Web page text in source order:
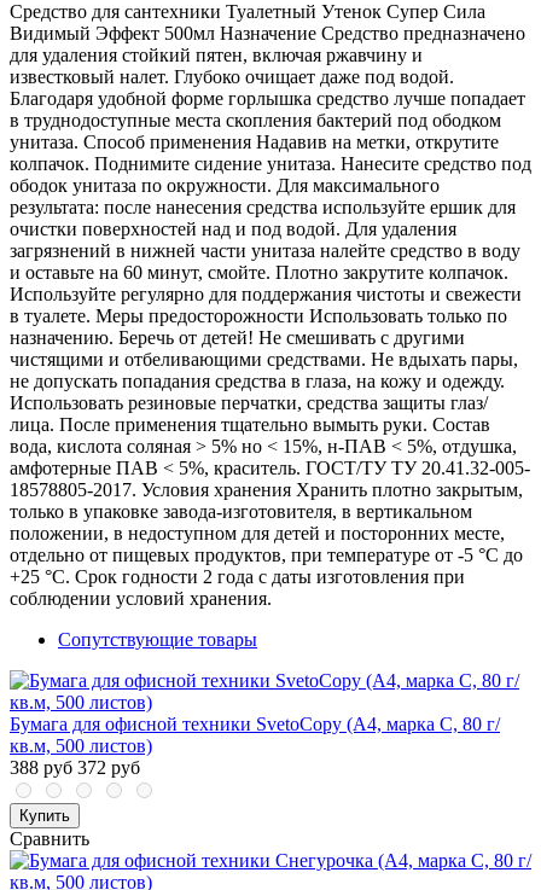
Средство для сантехники Туалетный Утенок Супер Сила
Видимый Эффект 500мл Назначение Средство предназначено
для удаления стойкий пятен, включая ржавчину и
известковый налет. Глубоко очищает даже под водой.
Благодаря удобной форме горлышка средство лучше попадает
в труднодоступные места скопления бактерий под ободком
унитаза. Способ применения Надавив на метки, открутите
колпачок. Поднимите сидение унитаза. Нанесите средство под
ободок унитаза по окружности. Для максимального
результата: после нанесения средства используйте ершик для
очистки поверхностей над и под водой. Для удаления
загрязнений в нижней части унитаза налейте средство в воду
и оставьте на 60 минут, смойте. Плотно закрутите колпачок.
Используйте регулярно для поддержания чистоты и свежести
в туалете. Меры предосторожности Использовать только по
назначению. Беречь от детей! Не смешивать с другими
чистящими и отбеливающими средствами. Не вдыхать пары,
не допускать попадания средства в глаза, на кожу и одежду.
Использовать резиновые перчатки, средства защиты глаз/
лица. После применения тщательно вымыть руки. Состав
вода, кислота соляная > 5% но < 15%, н-ПАВ < 5%, отдушка,
амфотерные ПАВ < 5%, краситель. ГОСТ/ТУ ТУ 20.41.32-005-
18578805-2017. Условия хранения Хранить плотно закрытым,
только в упаковке завода-изготовителя, в вертикальном
положении, в недоступном для детей и посторонних месте,
отдельно от пищевых продуктов, при температуре от -5 °C до
+25 °C. Срок годности 2 года с даты изготовления при
соблюдении условий хранения.
Сопутствующие товары
Бумага для офисной техники SvetoCopy (A4, марка C, 80 г/
кв.м, 500 листов)
388 руб 372 руб
Купить
Сравнить